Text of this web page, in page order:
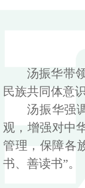
汤振华带
民族共同体意
汤振华强
观，增强对中
管理，保障各
书、善读书”。